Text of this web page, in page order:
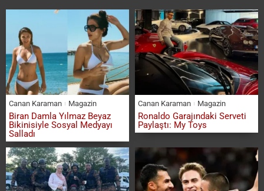
Canan Karaman Magazin
Biran Damla Yılmaz Beyaz
Bikinisiyle Sosyal Medyayı
Salladı
Canan Karaman Magazin
Ronaldo Garajındaki Serveti
Paylaştı: My Toys